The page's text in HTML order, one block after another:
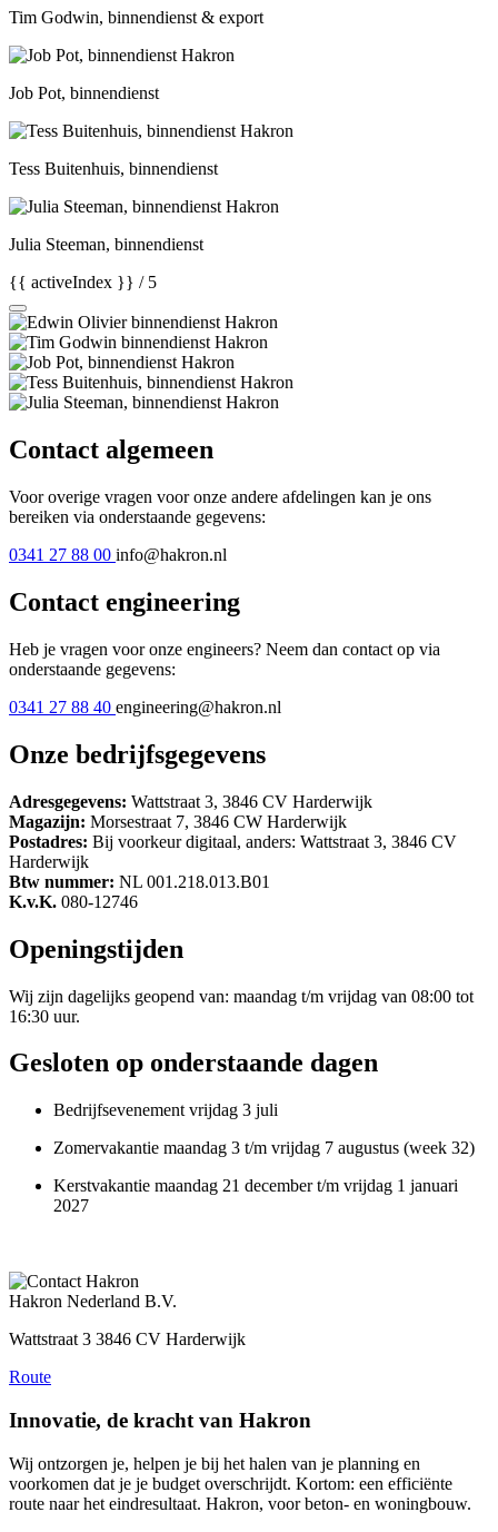
Tim Godwin, binnendienst & export
Job Pot, binnendienst
Tess Buitenhuis, binnendienst
Julia Steeman, binnendienst
{{ activeIndex }} / 5
Contact algemeen
Voor overige vragen voor onze andere afdelingen kan je ons
bereiken via onderstaande gegevens:
0341 27 88 00 info@hakron.nl
Contact engineering
Heb je vragen voor onze engineers? Neem dan contact op via
onderstaande gegevens:
0341 27 88 40 engineering@hakron.nl
Onze bedrijfsgegevens
Adresgegevens: Wattstraat 3, 3846 CV Harderwijk
Magazijn: Morsestraat 7, 3846 CW Harderwijk
Postadres: Bij voorkeur digitaal, anders: Wattstraat 3, 3846 CV
Harderwijk
Btw nummer: NL 001.218.013.B01
K.v.K. 080-12746
Openingstijden
Wij zijn dagelijks geopend van: maandag t/m vrijdag van 08:00 tot
16:30 uur.
Gesloten op onderstaande dagen
Bedrijfsevenement vrijdag 3 juli
Zomervakantie maandag 3 t/m vrijdag 7 augustus (week 32)
Kerstvakantie maandag 21 december t/m vrijdag 1 januari
2027
Hakron Nederland B.V.
Wattstraat 3 3846 CV Harderwijk
Route
Innovatie, de kracht van Hakron
Wij ontzorgen je, helpen je bij het halen van je planning en
voorkomen dat je je budget overschrijdt. Kortom: een efficiënte
route naar het eindresultaat. Hakron, voor beton- en woningbouw.